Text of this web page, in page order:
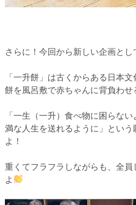
さらに！今回から新しい企画と
「一升餅」は古くからある日本
餅を風呂敷で赤ちゃんに背負わ
「一生（一升）食べ物に困らな
満な人生を送れるように」とい
よ！
重くてフラフラしながらも、全
よ